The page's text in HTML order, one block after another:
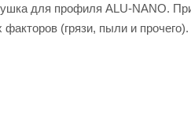
для профиля ALU-NANO.
(грязи, пыли и прочего).